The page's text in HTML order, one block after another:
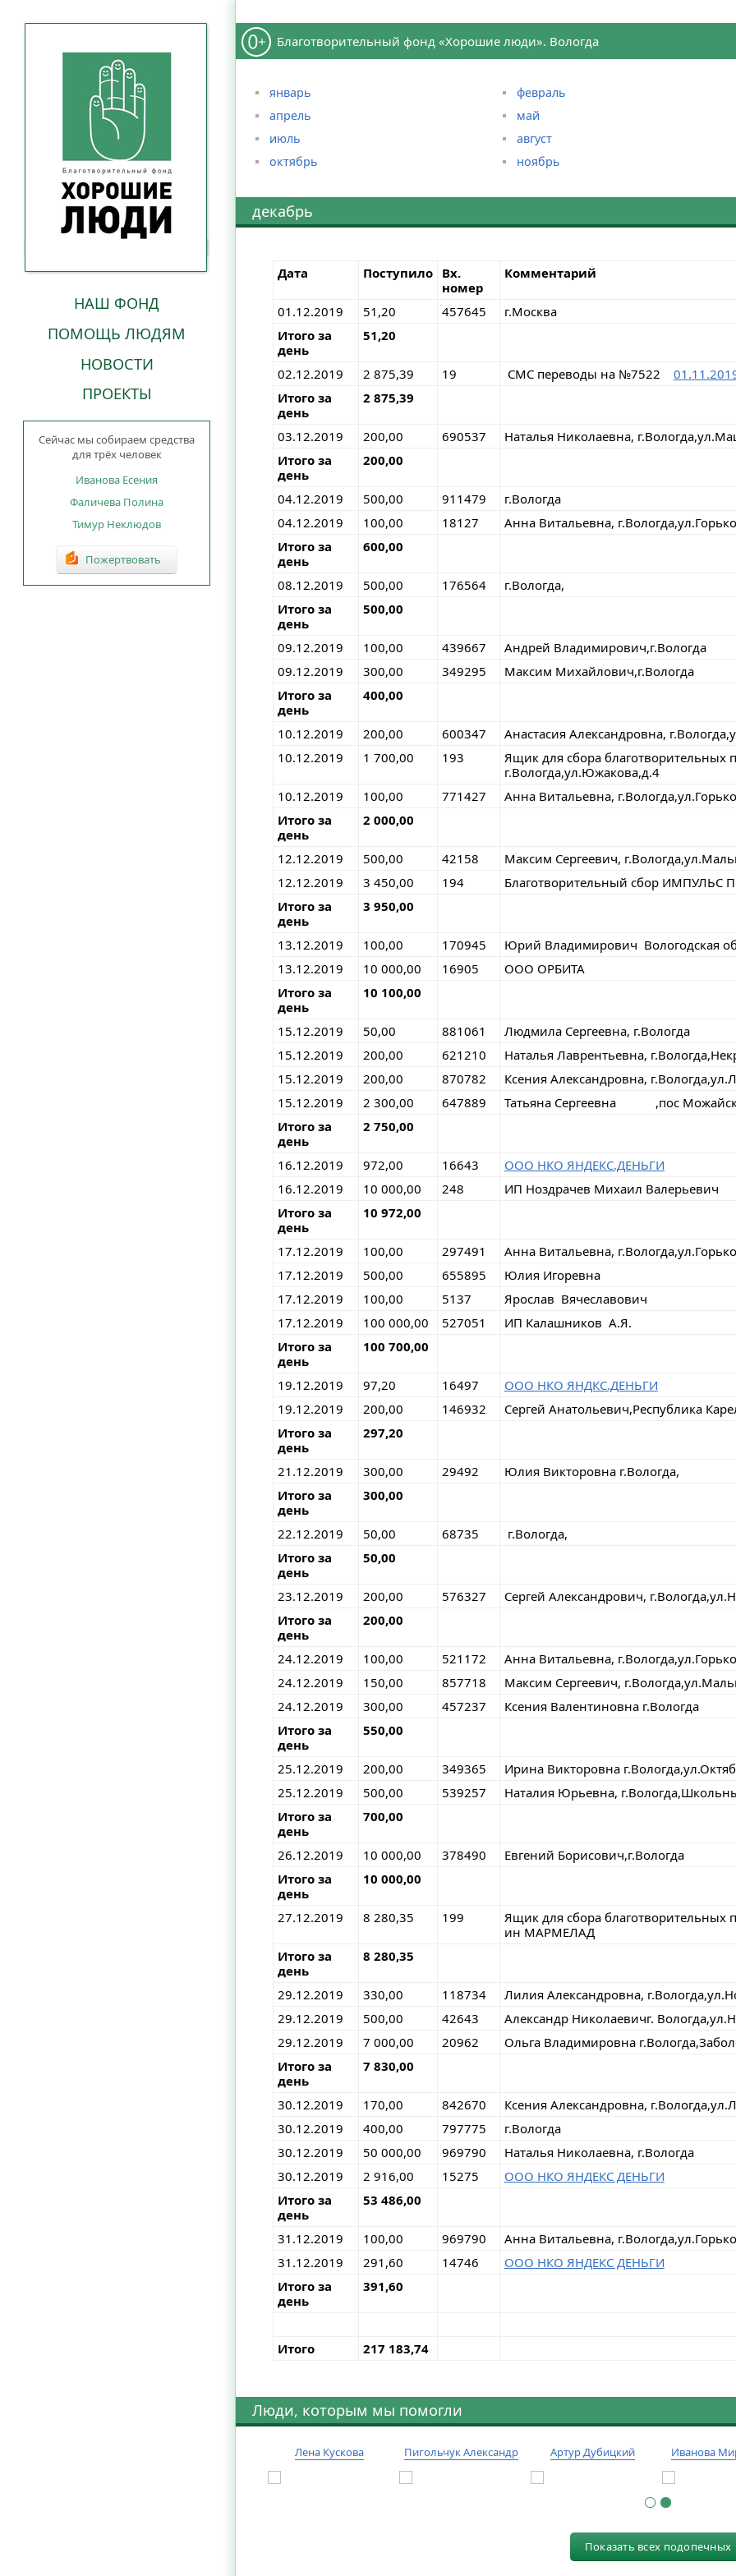
НАШ ФОНД
ПОМОЩЬ ЛЮДЯМ
НОВОСТИ
ПРОЕКТЫ
Сейчас мы собираем средства
для трёх человек
Иванова Есения
Фаличева Полина
Тимур Неклюдов
Пожертвовать
Благотворительный фонд «Хорошие люди». Вологда
январь февраль
апрель
май
июль
август
октябрь
ноябрь
декабрь
Дата Поступило
Вх.
номер
Комментарий
01.12.2019 51,20 457645
г.Москва
Итого за
день
51,20
02.12.2019 2 875,39 19 СМС переводы на №7522
Итого за
день
2 875,39
03.12.2019 200,00 690537
Наталья Николаевна,
Итого за
день
200,00
04.12.2019 500,00 911479
г.Вологда
04.12.2019
100,00 18127
Анна Витальевна,
Итого за
день
600,00
08.12.2019 500,00 176564
г.Вологда,
Итого за
день
500,00
09.12.2019 100,00 439667
Андрей Владимирович,г.Вологда
09.12.2019
300,00 349295
Максим Михайлович,г.Вологда
Итого за
день
400,00
10.12.2019 200,00 600347
Анастасия Александровна,
10.12.2019
1 700,00 193
Ящик для сбора
г.Вологда,ул.Южакова,д.4
10.12.2019
100,00 771427
Анна Витальевна,
Итого за
день
2 000,00
12.12.2019 500,00 42158
Максим Сергеевич,
12.12.2019
3 450,00 194
Благотворительный сбор ИМПУЛЬС
Итого за
день
3 950,00
13.12.2019 100,00 170945
Юрий Владимирович Вологодская
13.12.2019
10 000,00 16905
ООО ОРБИТА
Итого за
день
10 100,00
15.12.2019 50,00 881061
Людмила Сергеевна, г.Вологда
15.12.2019
200,00 621210
Наталья Лаврентьевна,
15.12.2019
200,00 870782
Ксения Александровна,
15.12.2019
2 300,00 647889
Татьяна Сергеевна ,пос
Итого за
день
2 750,00
16.12.2019 972,00 16643
ООО НКО ЯНДEКС.ДЕНЬГИ
16.12.2019
10 000,00 248
ИП Ноздрачев Михаил Валерьевич
Итого за
день
10 972,00
17.12.2019 100,00 297491
Анна Витальевна,
17.12.2019
500,00 655895
Юлия Игоревна
17.12.2019
100,00 5137
Ярослав Вячеславович
17.12.2019
100 000,00 527051
ИП Калашников А.Я.
Итого за
день
100 700,00
19.12.2019 97,20 16497
ООО НКО ЯНДКС.ДЕНЬГИ
19.12.2019
200,00 146932
Сергей Анатольевич,Республика
Итого за
день
297,20
21.12.2019 300,00 29492
Юлия Викторовна г.Вологда,
Итого за
день
300,00
22.12.2019 50,00 68735
г.Вологда,
Итого за
день
50,00
23.12.2019 200,00 576327
Сергей Александрович,
Итого за
день
200,00
24.12.2019 100,00 521172
Анна Витальевна,
24.12.2019
150,00 857718
Максим Сергеевич,
24.12.2019
300,00 457237
Ксения Валентиновна г.Вологда
Итого за
день
550,00
25.12.2019 200,00 349365
Ирина Викторовна
25.12.2019
500,00 539257
Наталия Юрьевна,
Итого за
день
700,00
26.12.2019 10 000,00 378490
Евгений Борисович,г.Вологда
Итого за
день
10 000,00
27.12.2019 8 280,35 199
Ящик для сбора
ин МАРМЕЛАД
Итого за
день
8 280,35
29.12.2019 330,00 118734
Лилия Александровна,
29.12.2019
500,00 42643
Александр Николаевичг.
29.12.2019
7 000,00 20962
Ольга Владимировна
Итого за
день
7 830,00
30.12.2019 170,00 842670
Ксения Александровна,
30.12.2019
400,00 797775
г.Вологда
30.12.2019
50 000,00 969790
Наталья Николаевна, г.Вологда
30.12.2019
2 916,00 15275
ООО НКО ЯНДЕКС ДЕНЬГИ
Итого за
день
53 486,00
31.12.2019 100,00 969790
Анна Витальевна,
31.12.2019
291,60 14746
ООО НКО ЯНДЕКС ДЕНЬГИ
Итого за
день
391,60
Итого 217 183,74
Люди, которым мы помогли
Лена Кускова Пигольчук Александр Артур Дубицкий Иванова
Показать всех подопечных